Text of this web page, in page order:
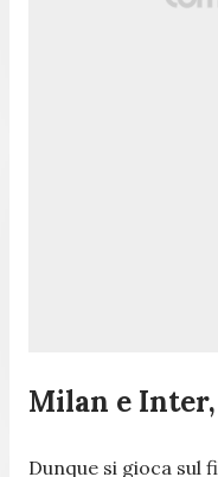
Milan e
Dunque si gioca sul